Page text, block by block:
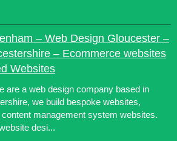
– Web Design Gloucester –
– Ecommerce websites
Websites
are a web design company based in
we build bespoke websites,
management system websites.
desi...